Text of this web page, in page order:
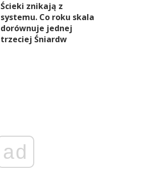
Ścieki znikają z
systemu. Co roku skala
dorównuje jednej
trzeciej Śniardw
ad